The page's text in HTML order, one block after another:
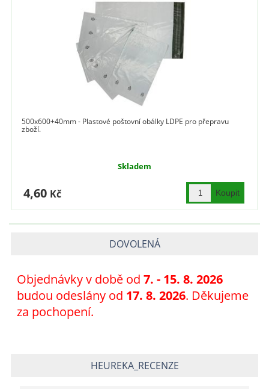
500x600+40mm - Plastové poštovní obálky LDPE pro přepravu
zboží.
Skladem
4,60 Kč
DOVOLENÁ
Objednávky v době od 7. - 15. 8. 2026
budou odeslány od 17. 8. 2026. Děkujeme
za pochopení.
HEUREKA_RECENZE